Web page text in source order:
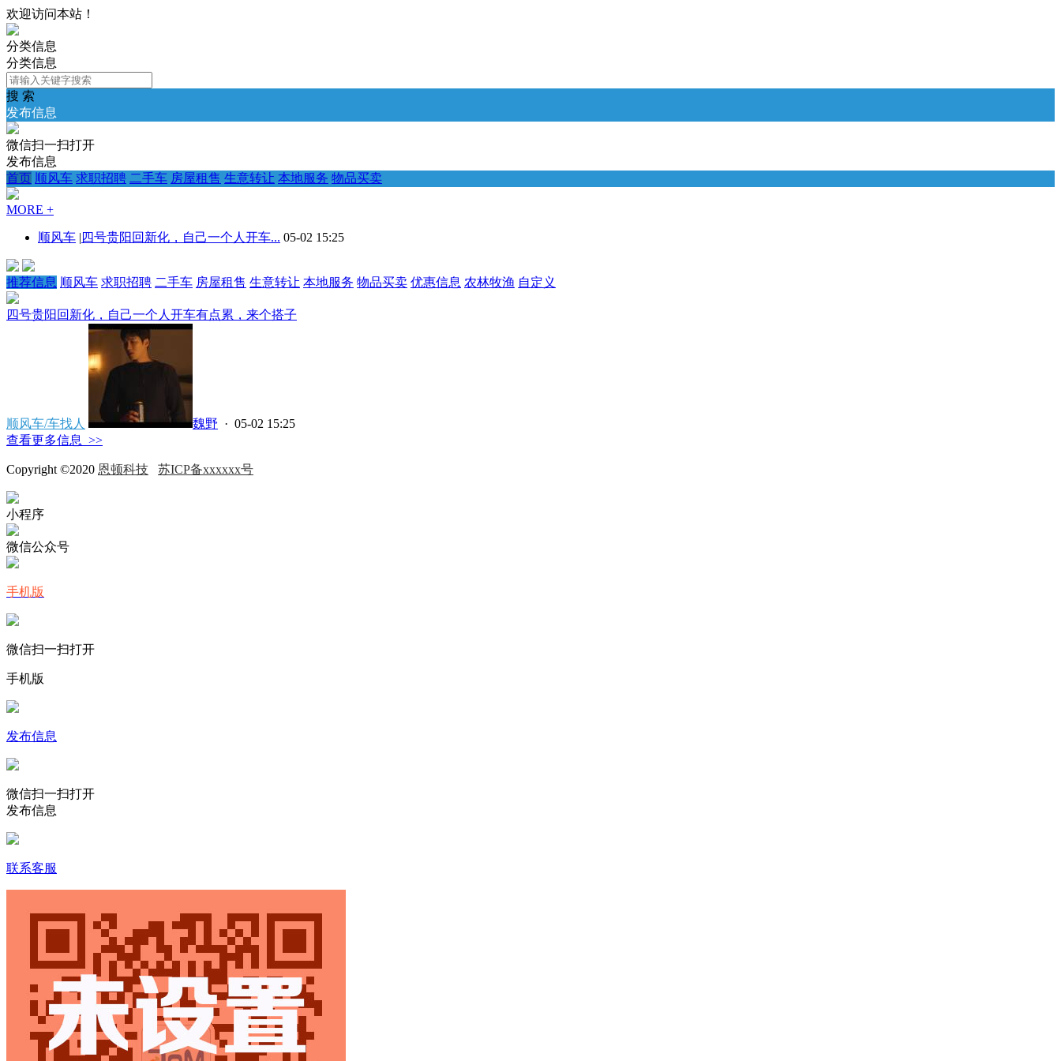
欢迎访问本站！
分类信息
分类信息
搜 索
发布信息
微信扫一扫打开
发布信息
首页 顺风车 求职招聘 二手车 房屋租售 生意转让 本地服务 物品买卖
MORE +
顺风车 | 四号贵阳回新化，自己一个人开车... 05-02 15:25
推荐信息 顺风车 求职招聘 二手车 房屋租售 生意转让 本地服务 物品买卖 优惠信息 农林牧渔 自定义
四号贵阳回新化，自己一个人开车有点累，来个搭子
顺风车/车找人 魏野 · 05-02 15:25
查看更多信息 >>
Copyright ©2020 恩顿科技 苏ICP备xxxxxx号
小程序
微信公众号
手机版
微信扫一扫打开
手机版
发布信息
微信扫一扫打开
发布信息
联系客服